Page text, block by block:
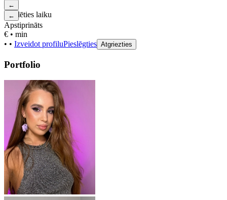
←
Izvēlēties laiku
←
Apstiprināts
€ • min
• • Izveidot profiluPieslēgties Atgriezties
Portfolio